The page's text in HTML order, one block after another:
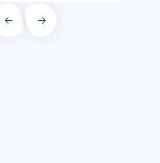
PRÉCÉDENT
SUIVANT